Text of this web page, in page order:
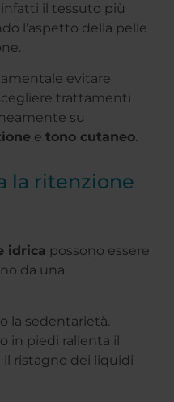
il tessuto più
l’aspetto della pelle
evitare
trattamenti
su
e tono cutaneo.
la ritenzione
idrica possono essere
da una
la sedentarietà.
in piedi rallenta il
il ristagno dei liquidi